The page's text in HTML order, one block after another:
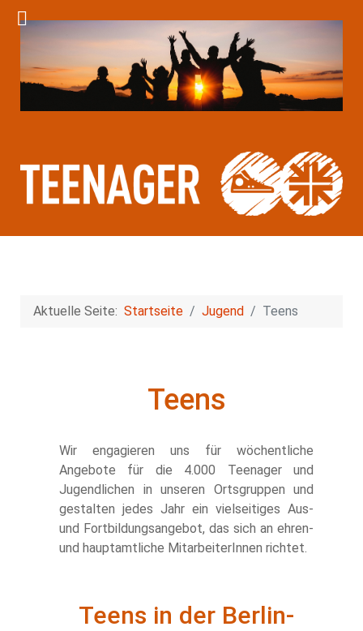
Aktuelle Seite: Startseite Jugend Teens
Teens
Wir engagieren uns für wöchentliche
Angebote für die 4.000 Teenager und
Jugendlichen in unseren Ortsgruppen und
gestalten jedes Jahr ein vielseitiges Aus-
und Fortbildungsangebot, das sich an ehren-
und hauptamtliche MitarbeiterInnen richtet.
Teens in der Berlin-